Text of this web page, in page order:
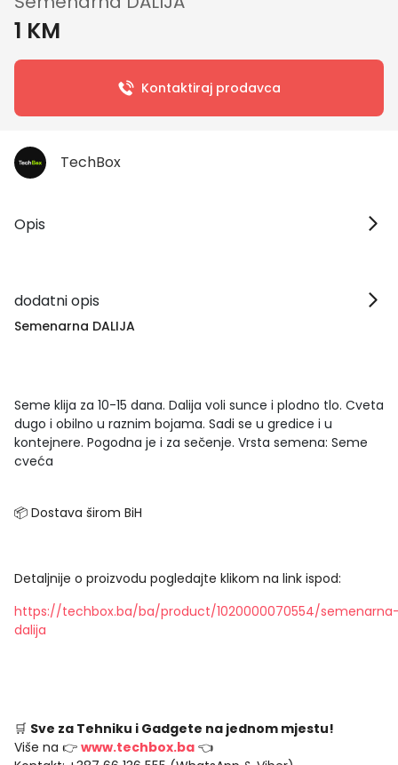
1 KM
Kontaktiraj prodavca
TechBox
Opis
dodatni opis
Semenarna DALIJA
Seme klija za 10-15 dana. Dalija voli sunce i plodno tlo. Cveta
dugo i obilno u raznim bojama. Sadi se u gredice i u
kontejnere. Pogodna je i za sečenje. Vrsta semena: Seme
cveća
📦 Dostava širom BiH
Detaljnije o proizvodu pogledajte klikom na link ispod:
https://techbox.ba/ba/product/1020000070554/
dalija
🛒 Sve za Tehniku i Gadgete na jednom mjestu!
Više na 👉 www.techbox.ba 👈